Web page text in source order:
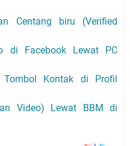
Centang biru (Verified
di Facebook Lewat PC
Tombol Kontak di Profil
Video) Lewat BBM di